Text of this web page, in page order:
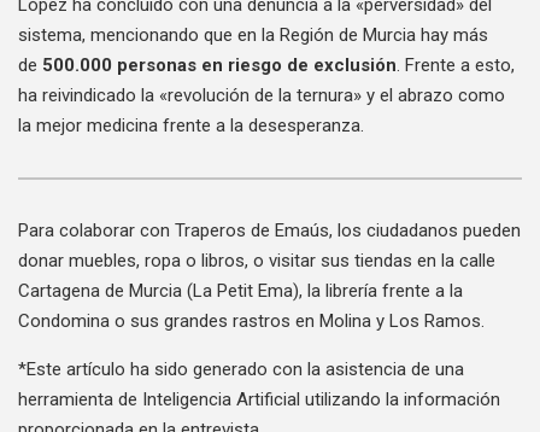
López ha concluido con una denuncia a la «perversidad» del
sistema, mencionando que en la Región de Murcia hay más
de 500.000 personas en riesgo de exclusión. Frente a esto,
ha reivindicado la «revolución de la ternura» y el abrazo como
la mejor medicina frente a la desesperanza.
Para colaborar con Traperos de Emaús, los ciudadanos pueden
donar muebles, ropa o libros, o visitar sus tiendas en la calle
Cartagena de Murcia (La Petit Ema), la librería frente a la
Condomina o sus grandes rastros en Molina y Los Ramos.
*Este artículo ha sido generado con la asistencia de una
herramienta de Inteligencia Artificial utilizando la información